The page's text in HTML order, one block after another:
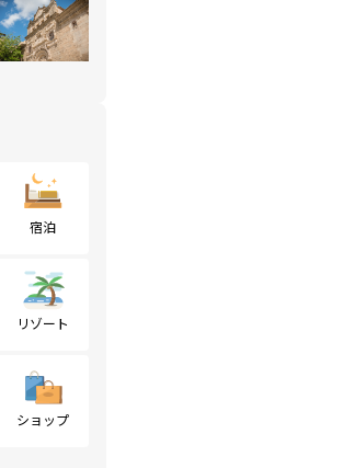
宿泊
リゾート
ショップ